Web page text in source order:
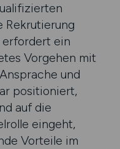
Rekrutierung
ein
Vorgehen mit
und
positioniert,
auf die
eingeht,
Vorteile im